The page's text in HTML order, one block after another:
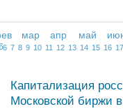
мар апр май
6 7 8 9 10 11 12 13 14 15 16 17
Капитализация
Московской биржи